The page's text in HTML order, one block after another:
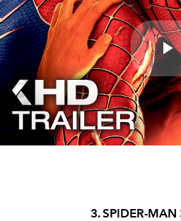
3. SPIDER-